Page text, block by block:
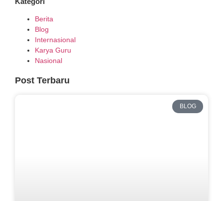
Berita
Blog
Internasional
Karya Guru
Nasional
Post Terbaru
BLOG